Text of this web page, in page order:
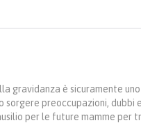
gravidanza è sicuramente
sorgere preoccupazioni, dubbi
per le future mamme per